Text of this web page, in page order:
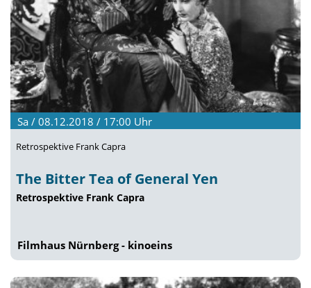
Sa / 08.12.2018 / 17:00 Uhr
Retrospektive Frank Capra
The Bitter Tea of General Yen
Retrospektive Frank Capra
Filmhaus Nürnberg - kinoeins